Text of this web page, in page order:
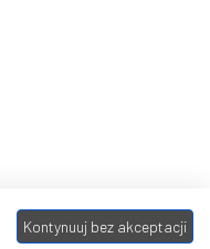
Kontynuuj bez akceptacji